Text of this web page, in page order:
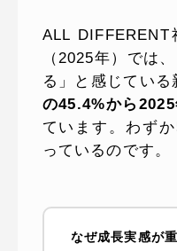
ALL
（2025年）では
る」と感じてい
の45.4%から
ています。わず
っているのです。
なぜ成長実感が